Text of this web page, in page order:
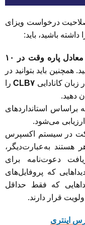
صلاحیت درخواست ویزای
سابقه کار تمام‌وقت یا معادل پاره وقت در ۱۰
باید بتوانید در
کانادایی
را
دهید.
استانداردهای
در سیستم اکسپرس
هستند به‌عبارت‌دیگر،
دعوت‌نامه برای
که پروفایل‌های
که فقط حداقل
قرار دارند.